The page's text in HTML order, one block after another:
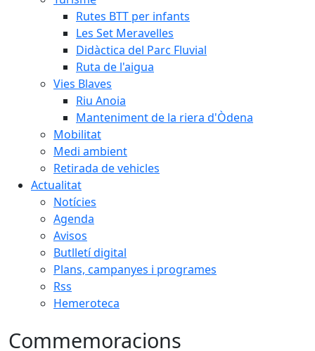
Rutes BTT per infants
Les Set Meravelles
Didàctica del Parc Fluvial
Ruta de l'aigua
Vies Blaves
Riu Anoia
Manteniment de la riera d'Òdena
Mobilitat
Medi ambient
Retirada de vehicles
Actualitat
Notícies
Agenda
Avisos
Butlletí digital
Plans, campanyes i programes
Rss
Hemeroteca
Commemoracions